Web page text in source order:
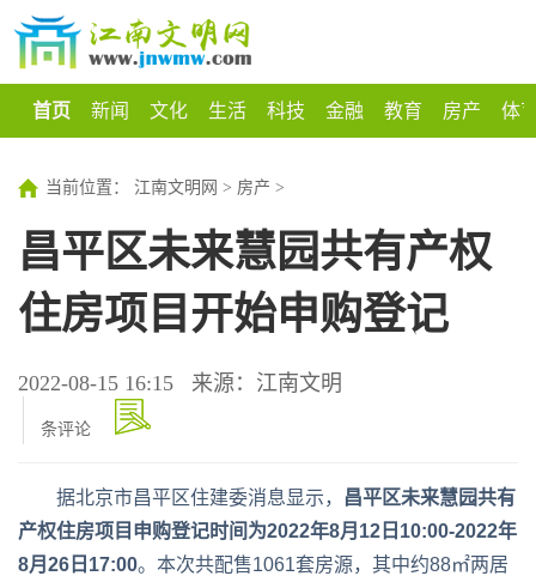
首页 新闻 文化 生活 科技 金融 教育 房产 体
当前位置： 江南文明网 > 房产 >
昌平区未来慧园共有产权
住房项目开始申购登记
2022-08-15 16:15 来源：江南文明
条评论
据北京市昌平区住建委消息显示，
昌平区未来慧园共有
产权住房项目申购登记时间为2022年8月12日10:00-2022年
8月26日17:00。本次共配售1061套房源，其中约88㎡两居